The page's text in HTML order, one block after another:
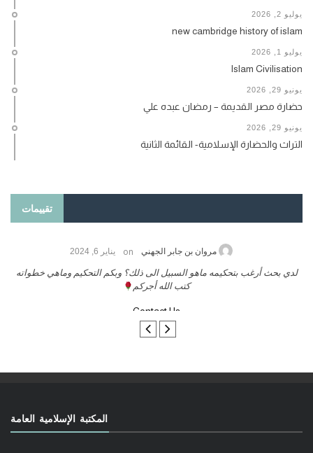
يوليو 2, 2026
new cambridge history of islam
يوليو 1, 2026
Islam Civilisation
يونيو 29, 2026
حضارة مصر القديمة – رمضان عبده علي
يونيو 29, 2026
التراث والحضارة الإسلامية- القائمة الثانية
تقييمات
مروان بن جابر الجهني on يناير 6, 2024
لدي بحث أرغب بتحكيمه ماهو السبيل الى ذلك؟ وبكم التحكيم وماهي خطواته
كتب الله أجركم
Contact Us
المكتبة الإسلامية العامة